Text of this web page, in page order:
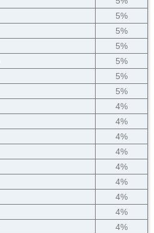
5%
5%
5%
5%
5%
5%
4%
4%
4%
4%
4%
4%
4%
4%
4%